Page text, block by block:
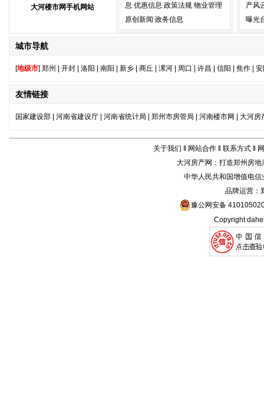
关于我们 网站合作‖ 联系方式‖
大河房产网 ：打造郑州房地
中华人民共和国增值电
品牌运营：
豫公网安备
Copyright